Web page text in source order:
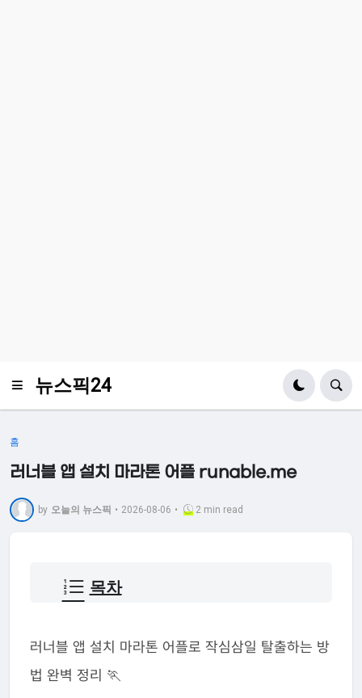
뉴스픽24
홈
러너블 앱 설치 마라톤 어플 runable.me
by 오늘의 뉴스픽 • 2026-08-06 • 2 min read
목차
러너블 앱 설치 마라톤 어플로 작심삼일 탈출하는 방
법 완벽 정리 🏃